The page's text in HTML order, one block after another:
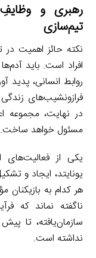
رهبری و وظایفِ
تیم‌سازی
نکته حائز اهمیت
افراد است. باید
روابط انسانی، پدید
فرازونشیب‌های
در نهایت، مجموعه
مسئول خواهد ساخت.
یکی از
یونایتد، ایجاد و
هر کدام به بازیکنان
ناگفته نماند که
سازمان‌یافته، تا
نداشته است.